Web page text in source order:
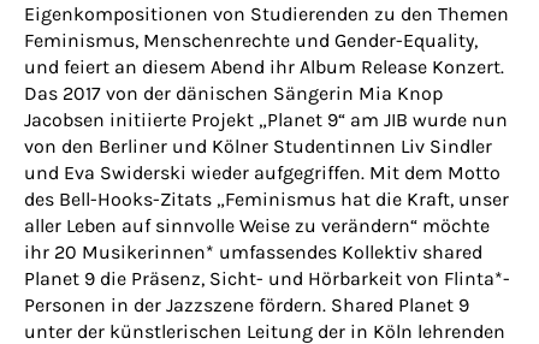
Eigenkompositionen von Studierenden zu den Themen
Feminismus, Menschenrechte und Gender-Equality,
und feiert an diesem Abend ihr Album Release Konzert.
Das 2017 von der dänischen Sängerin Mia Knop
Jacobsen initiierte Projekt „Planet 9“ am JIB wurde nun
von den Berliner und Kölner Studentinnen Liv Sindler
und Eva Swiderski wieder aufgegriffen. Mit dem Motto
des Bell-Hooks-Zitats „Feminismus hat die Kraft, unser
aller Leben auf sinnvolle Weise zu verändern“ möchte
ihr 20 Musikerinnen* umfassendes Kollektiv shared
Planet 9 die Präsenz, Sicht- und Hörbarkeit von Flinta*-
Personen in der Jazzszene fördern. Shared Planet 9
unter der künstlerischen Leitung der in Köln lehrenden